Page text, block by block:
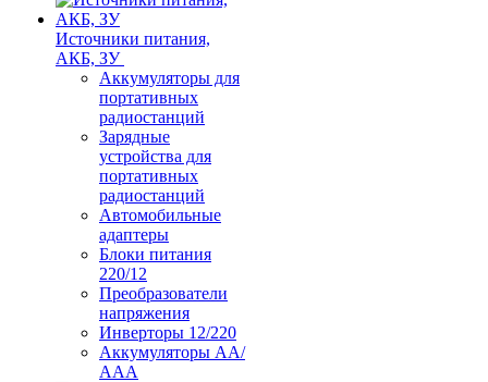
Источники питания,
АКБ, ЗУ
Аккумуляторы для
портативных
радиостанций
Зарядные
устройства для
портативных
радиостанций
Автомобильные
адаптеры
Блоки питания
220/12
Преобразователи
напряжения
Инверторы 12/220
Аккумуляторы АА/
ААА